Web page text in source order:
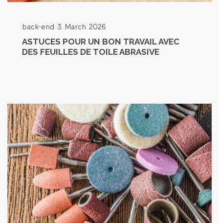
back-end 3 March 2026
ASTUCES POUR UN BON TRAVAIL AVEC
DES FEUILLES DE TOILE ABRASIVE